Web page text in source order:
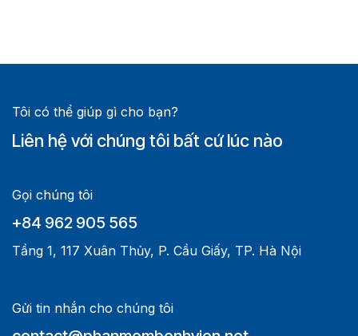
Tôi có thể giúp gì cho bạn?
Liên hệ với chúng tôi bất cứ lúc nào
Gọi chúng tôi
+84 962 905 565
Tầng 1, 117 Xuân Thủy, P. Cầu Giấy, TP. Hà Nội
Gửi tin nhắn cho chúng tôi